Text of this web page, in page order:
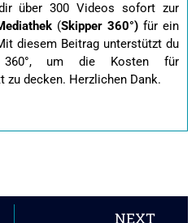
über 300 Videos sofort zur
(Skipper 360°)für ein
diesem Beitrag unterstützt du
360°, um die Kosten für
zu decken. Herzlichen Dank.
NEXT